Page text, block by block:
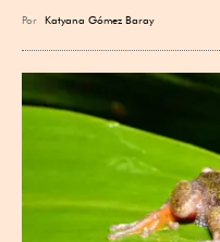
Por Katyana Gómez Baray